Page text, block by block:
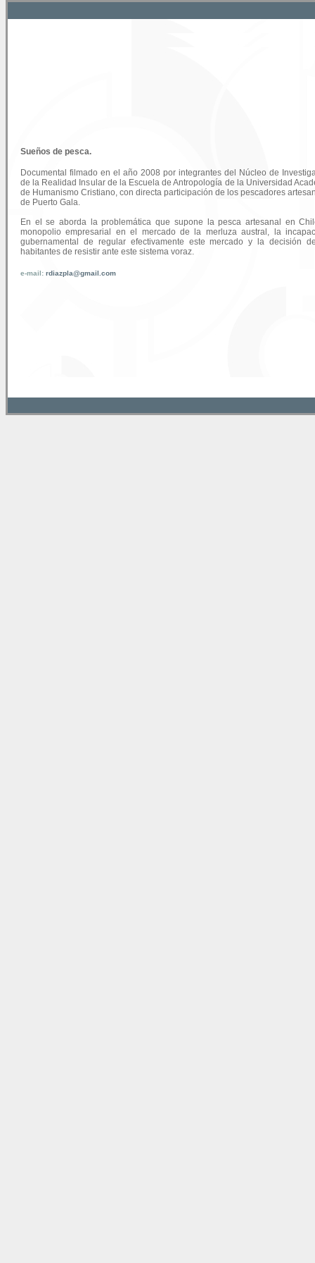
Sueños de pesca.
Documental filmado en el año 2008 por integrantes del Núcleo de
de la Realidad Insular de la Escuela de Antropología de la Universidad
de Humanismo Cristiano, con directa participación de los pescadores
de Puerto Gala.
En el se aborda la problemática que supone la pesca artesanal en
monopolio empresarial en el mercado de la merluza austral, la
gubernamental de regular efectivamente este mercado y la decisión
habitantes de resistir ante este sistema voraz.
e-mail: rdiazpla@gmail.com